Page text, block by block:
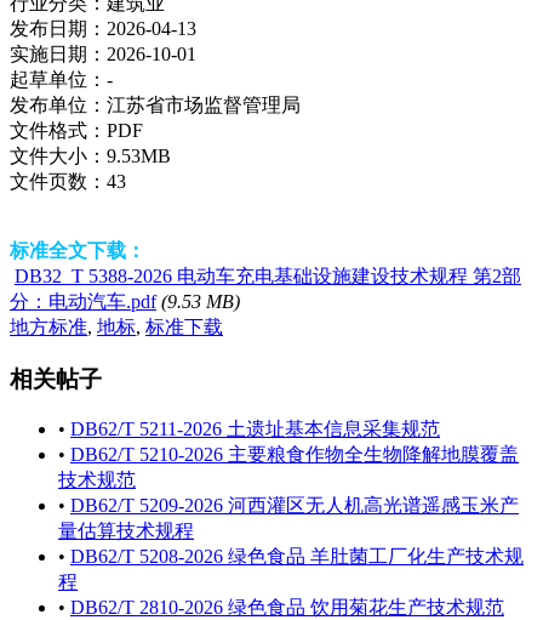
发布日期： 2026-04-13
实施日期： 2026-10-01
起草单位： -
发布单位： 江苏省市场监督管理局
文件格式： PDF
文件大小： 9.53MB
文件页数： 43
标准全文下载：
DB32_T 5388-2026 电动车充电基础设施建设技术规程 第2部
分：电动汽车.pdf (9.53 MB)
地方标准, 地标, 标准下载
相关帖子
• DB62/T 5211-2026 土遗址基本信息采集规范
• DB62/T 5210-2026 主要粮食作物全生物降解地膜覆盖
技术规范
• DB62/T 5209-2026 河西灌区无人机高光谱遥感玉米产
量估算技术规程
• DB62/T 5208-2026 绿色食品 羊肚菌工厂化生产技术规
程
• DB62/T 2810-2026 绿色食品 饮用菊花生产技术规范